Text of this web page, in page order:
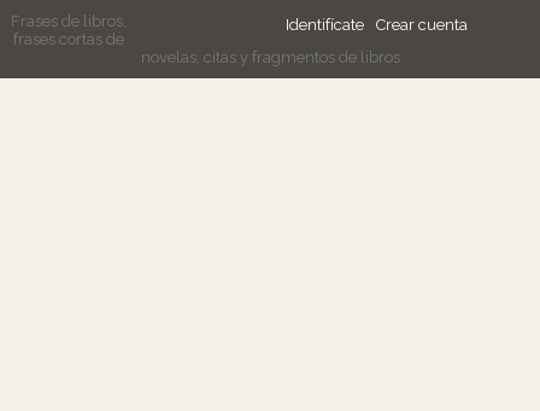
Identifícate Crear cuenta
Frases de libros,
frases cortas de
novelas, citas y fragmentos de libros